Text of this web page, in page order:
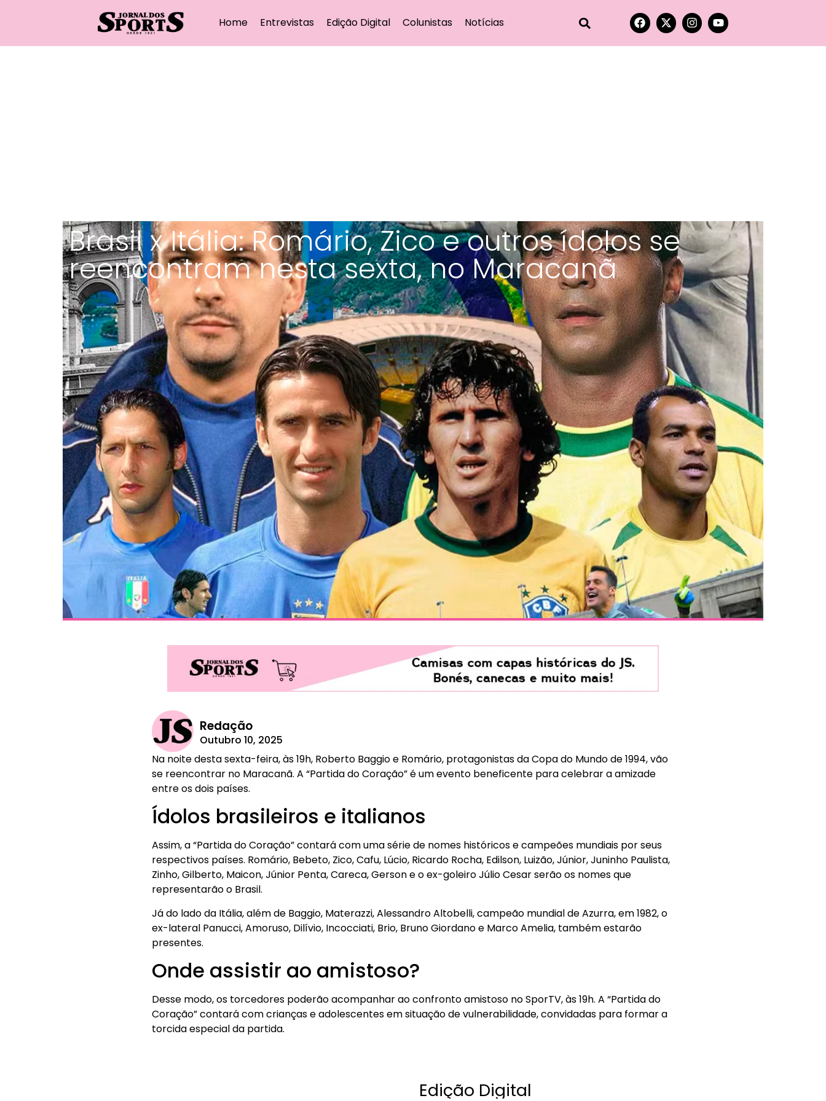
Home Entrevistas Edição Digital Colunistas Notícias
Brasil x Itália: Romário, Zico e outros ídolos se
reencontram nesta sexta, no Maracanã
Redação
Outubro 10, 2025
Na noite desta sexta-feira, às 19h, Roberto Baggio e Romário, protagonistas da Copa do Mundo de 1994, vão
se reencontrar no Maracanã. A “Partida do Coração” é um evento beneficente para celebrar a amizade
entre os dois países.
Ídolos brasileiros e italianos
Assim, a “Partida do Coração” contará com uma série de nomes históricos e campeões mundiais por seus
respectivos países. Romário, Bebeto, Zico, Cafu, Lúcio, Ricardo Rocha, Edilson, Luizão, Júnior, Juninho Paulista,
Zinho, Gilberto, Maicon, Júnior Penta, Careca, Gerson e o ex-goleiro Júlio Cesar serão os nomes que
representarão o Brasil.
Já do lado da Itália, além de Baggio, Materazzi, Alessandro Altobelli, campeão mundial de Azurra, em 1982, o
ex-lateral Panucci, Amoruso, Dilívio, Incocciati, Brio, Bruno Giordano e Marco Amelia, também estarão
presentes.
Onde assistir ao amistoso?
Desse modo, os torcedores poderão acompanhar ao confronto amistoso no SporTV, às 19h. A “Partida do
Coração” contará com crianças e adolescentes em situação de vulnerabilidade, convidadas para formar a
torcida especial da partida.
Edição Digital